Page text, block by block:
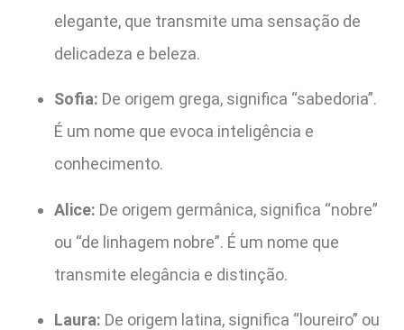
elegante, que transmite uma sensação de
delicadeza e beleza.
Sofia: De origem grega, significa “sabedoria”.
É um nome que evoca inteligência e
conhecimento.
Alice: De origem germânica, significa “nobre”
ou “de linhagem nobre”. É um nome que
transmite elegância e distinção.
Laura: De origem latina, significa “loureiro” ou